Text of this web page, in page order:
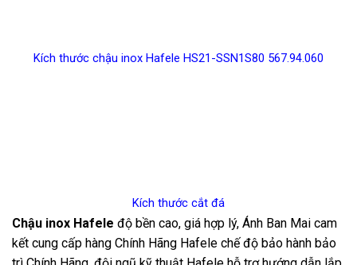
Kích thước chậu inox Hafele HS21-SSN1S80 567.94.060
Kích thước cắt đá
Chậu inox Hafele độ bền cao, giá hợp lý, Ánh Ban Mai cam
kết cung cấp hàng Chính Hãng Hafele chế độ bảo hành bảo